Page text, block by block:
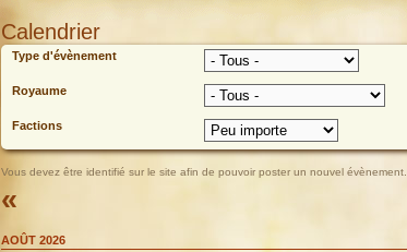
Calendrier
Type d'évènement
Royaume
Factions
Vous devez être identifié sur le site afin de pouvoir poster un nouvel évènement.
«
AOÛT 2026